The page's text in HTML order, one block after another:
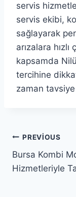
servis
servis ekibi,
sağlayarak
arızalara
kapsamda
tercihine
zaman
Yazı
PREVIOUS
Bursa Kombi
Hizmetleriyle